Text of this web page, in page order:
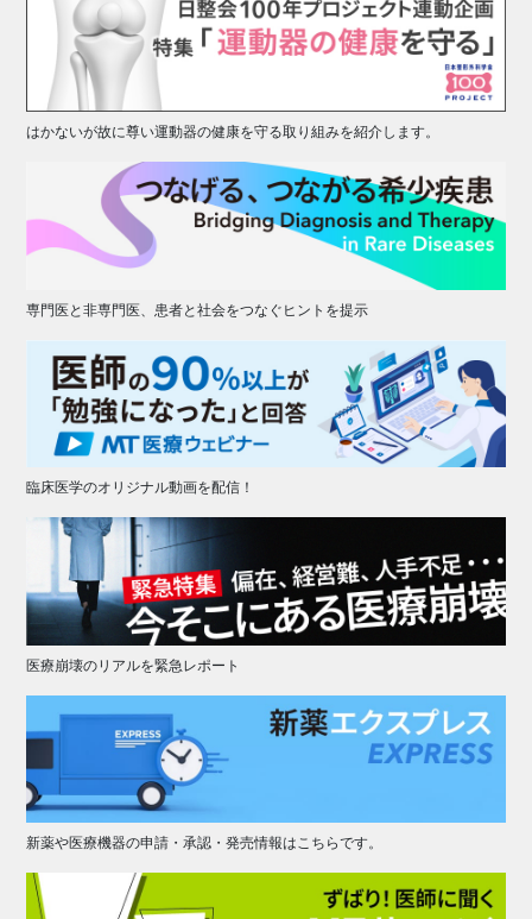
はかないが故に尊い運動器の健康を守る取り組みを紹介します。
専門医と非専門医、患者と社会をつなぐヒントを提示
臨床医学のオリジナル動画を配信！
医療崩壊のリアルを緊急レポート
新薬や医療機器の申請・承認・発売情報はこちらです。